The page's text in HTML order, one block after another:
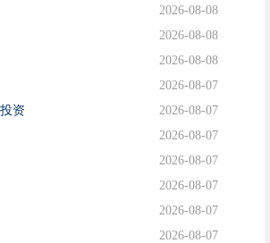
2026-08-08
2026-08-08
2026-08-08
2026-08-07
2026-08-07
资
2026-08-07
2026-08-07
2026-08-07
2026-08-07
2026-08-07